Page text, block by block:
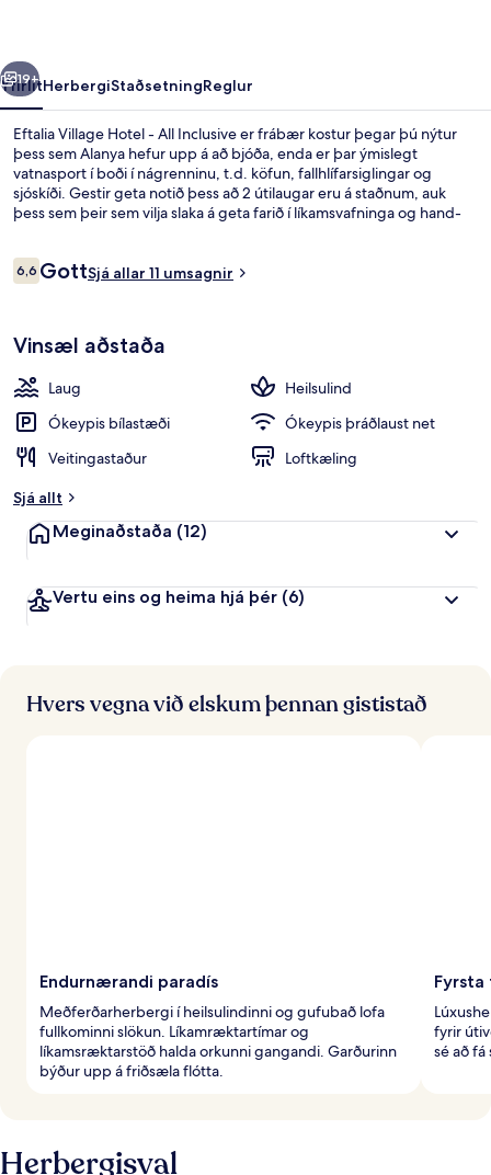
Næsta
19+
YfirlitHerbergiStaðsetningReglur
Eftalia Village Hotel - All Inclusive er frábær kostur þegar þú nýtur
þess sem Alanya hefur upp á að bjóða, enda er þar ýmislegt
vatnasport í boði í nágrenninu, t.d. köfun, fallhlífarsiglingar og
sjóskíði. Gestir geta notið þess að 2 útilaugar eru á staðnum, auk
þess sem þeir sem vilja slaka á geta farið í líkamsvafninga og hand-
í mat og drykk. Meðal annarra þæginda sem þú færð á þessum
Umsagnir
6,66,6 af 10
GottSjá allar 11 umsagnir
Vinsæl aðstaða
Laug
Heilsulind
Ókeypis bílastæði
Ókeypis þráðlaust net
Veitingastaður
Loftkæling
Sjá allt
Meginaðstaða (12)
Vertu eins og heima hjá þér (6)
Hvers vegna við elskum þennan gististað
Endurnærandi paradís
Meðferðarherbergi í heilsulindinni og gufubað lofa
fullkominni slökun. Líkamræktartímar og
líkamsræktarstöð halda orkunni gangandi. Garðurinn
býður upp á friðsæla flótta.
Fyrsta
fyrir
sé að
Herbergisval